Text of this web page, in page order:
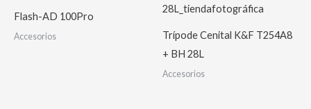
Flash-AD 100Pro
Accesorios
Trípode Cenital K&F T254A8
+ BH 28L
Accesorios